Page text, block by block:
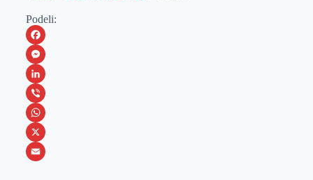
Podeli:
F
a
c
e
b
o
M
e
s
s
e
L
i
n
k
V
i
b
W
h
X